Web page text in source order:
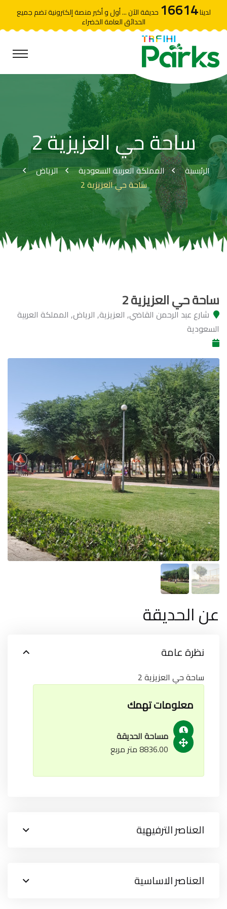
لدينا16614 حديقة الآن ... أول و أكبر منصة إلكترونية تضم جميع
الحدائق العامة الخضراء
ساحة حي العزيزية 2
الرئيسية المملكة العربية السعودية
الرياض
ساحة حي العزيزية 2
ساحة حي العزيزية 2
شارع عبد الرحمن القاضي, العزيزية, الرياض, المملكة العربية
السعودية
عن الحديقة
نظرة عامة
ساحة حي العزيزية 2
معلومات تهمك
مساحة الحديقة
8836.00 متر مربع
العناصر الترفيهية
العناصر الاساسية